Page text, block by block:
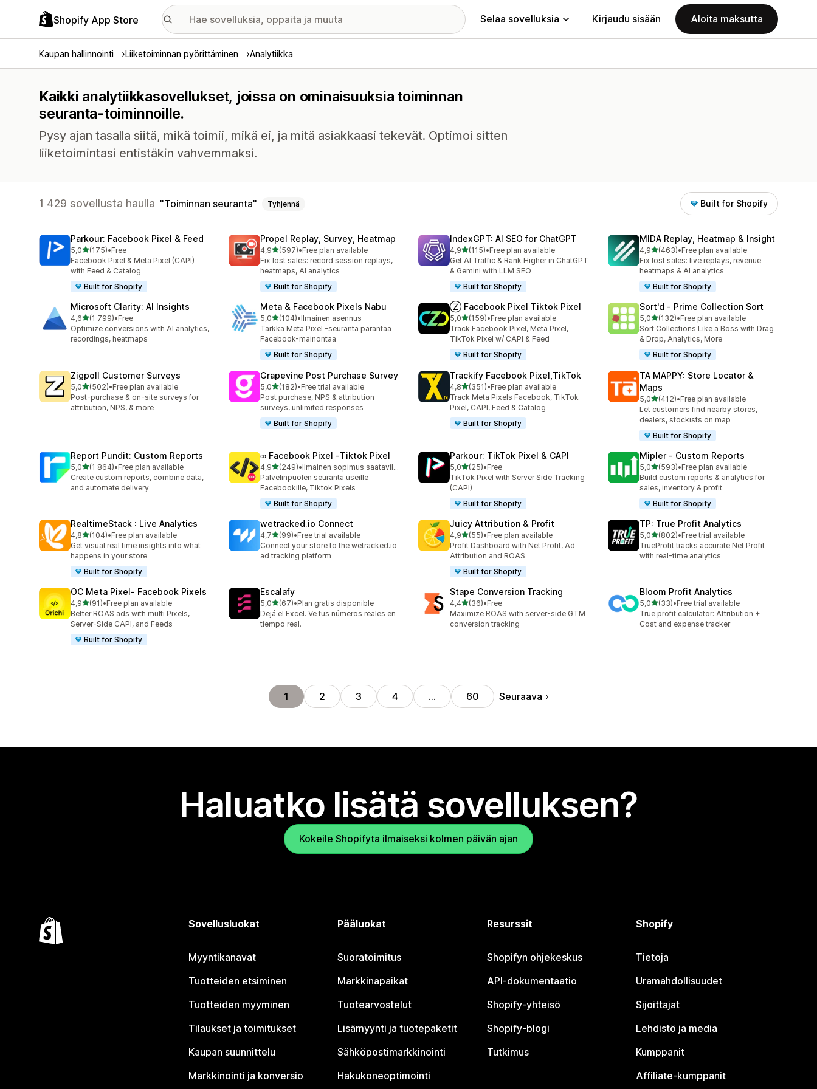
Shopify App Store Selaa sovelluksia Kirjaudu sisään Aloita maksutta
Kaupan hallinnointi Liiketoiminnan pyörittäminen Analytiikka
Kaikki analytiikkasovellukset, joissa on ominaisuuksia toiminnan
seuranta-toiminnoille.
Pysy ajan tasalla siitä, mikä toimii, mikä ei, ja mitä asiakkaasi tekevät. Optimoi sitten
liiketoimintasi entistäkin vahvemmaksi.
1 429 sovellusta haulla Toiminnan seuranta Tyhjennä Built for Shopify
Parkour: Facebook Pixel & Feed
5,0/ 5 tähteä
(175)
175 arvostelua yhteensä
•Free
Facebook Pixel & Meta Pixel (CAPI)
with Feed & Catalog
Built for Shopify
Propel Replay, Survey, Heatmap
4,9/ 5 tähteä
(597)
597 arvostelua yhteensä
•Free plan available
Fix lost sales: record session replays,
heatmaps, AI analytics
Built for Shopify
IndexGPT: AI SEO for ChatGPT
4,9/ 5 tähteä
(115)
115 arvostelua yhteensä
•Free plan available
Get AI Traffic & Rank Higher in ChatGPT
& Gemini with LLM SEO
Built for Shopify
MIDA Replay, Heatmap & Insight
4,9/ 5 tähteä
(463)
463 arvostelua yhteensä
•Free plan available
Fix lost sales: live replays, revenue
heatmaps & AI analytics
Built for Shopify
Microsoft Clarity: AI Insights
4,6/ 5 tähteä
(1 799)
1799 arvostelua yhteensä
•Free
Optimize conversions with AI analytics,
recordings, heatmaps
Meta & Facebook Pixels Nabu
5,0/ 5 tähteä
(104)
104 arvostelua yhteensä
•Ilmainen asennus
Tarkka Meta Pixel -seuranta parantaa
Facebook-mainontaa
Built for Shopify
Ⓩ Facebook Pixel Tiktok Pixel
5,0/ 5 tähteä
(159)
159 arvostelua yhteensä
•Free plan available
Track Facebook Pixel, Meta Pixel,
TikTok Pixel w/ CAPI & Feed
Built for Shopify
Sort'd ‑ Prime Collection Sort
5,0/ 5 tähteä
(132)
132 arvostelua yhteensä
•Free plan available
Sort Collections Like a Boss with Drag
& Drop, Analytics, More
Built for Shopify
Zigpoll Customer Surveys
5,0/ 5 tähteä
(502)
502 arvostelua yhteensä
•Free plan available
Post-purchase & on-site surveys for
attribution, NPS, & more
Grapevine Post Purchase Survey
5,0/ 5 tähteä
(182)
182 arvostelua yhteensä
•Free trial available
Post purchase, NPS & attribution
surveys, unlimited responses
Built for Shopify
Trackify Facebook Pixel,TikTok
4,8/ 5 tähteä
(351)
351 arvostelua yhteensä
•Free plan available
Track Meta Pixels Facebook, TikTok
Pixel, CAPI, Feed & Catalog
Built for Shopify
TA MAPPY: Store Locator &
Maps
5,0/ 5 tähteä
(412)
412 arvostelua yhteensä
•Free plan available
Let customers find nearby stores,
dealers, stockists on map
Built for Shopify
Report Pundit: Custom Reports
5,0/ 5 tähteä
(1 864)
1864 arvostelua yhteensä
•Free plan available
Create custom reports, combine data,
and automate delivery
∞ Facebook Pixel ‑Tiktok Pixel
4,9/ 5 tähteä
(249)
249 arvostelua yhteensä
•
Ilmainen sopimus saatavilla
Palvelinpuolen seuranta useille
Facebookille, Tiktok Pixels
Built for Shopify
Parkour: TikTok Pixel & CAPI
5,0/ 5 tähteä
(25)
25 arvostelua yhteensä
•Free
TikTok Pixel with Server Side Tracking
(CAPI)
Built for Shopify
Mipler ‑ Custom Reports
5,0/ 5 tähteä
(593)
593 arvostelua yhteensä
•Free plan available
Build custom reports & analytics for
sales, inventory & profit
Built for Shopify
RealtimeStack : Live Analytics
4,8/ 5 tähteä
(104)
104 arvostelua yhteensä
•Free plan available
Get visual real time insights into what
happens in your store
Built for Shopify
wetracked.io Connect
4,7/ 5 tähteä
(99)
99 arvostelua yhteensä
•Free trial available
Connect your store to the wetracked.io
ad tracking platform
Juicy Attribution & Profit
4,9/ 5 tähteä
(55)
55 arvostelua yhteensä
•Free plan available
Profit Dashboard with Net Profit, Ad
Attribution and ROAS
Built for Shopify
TP: True Profit Analytics
5,0/ 5 tähteä
(802)
802 arvostelua yhteensä
•Free trial available
TrueProfit tracks accurate Net Profit
with real-time analytics
OC Meta Pixel‑ Facebook Pixels
4,9/ 5 tähteä
(91)
91 arvostelua yhteensä
•Free plan available
Better ROAS ads with multi Pixels,
Server-Side CAPI, and Feeds
Built for Shopify
Escalafy
5,0/ 5 tähteä
(67)
67 arvostelua yhteensä
•Plan gratis disponible
Dejá el Excel. Ve tus números reales en
tiempo real.
Stape Conversion Tracking
4,4/ 5 tähteä
(36)
36 arvostelua yhteensä
•Free
Maximize ROAS with server-side GTM
conversion tracking
Bloom Profit Analytics
5,0/ 5 tähteä
(33)
33 arvostelua yhteensä
•Free trial available
True profit calculator: Attribution +
Cost and expense tracker
1 2 3 4 … 60 Seuraava
Haluatko lisätä sovelluksen?
Kokeile Shopifyta ilmaiseksi kolmen päivän ajan
Sovellusluokat
Myyntikanavat
Tuotteiden etsiminen
Tuotteiden myyminen
Tilaukset ja toimitukset
Kaupan suunnittelu
Markkinointi ja konversio
Pääluokat
Suoratoimitus
Markkinapaikat
Tuotearvostelut
Lisämyynti ja tuotepaketit
Sähköpostimarkkinointi
Hakukoneoptimointi
Resurssit
Shopifyn ohjekeskus
API-dokumentaatio
Shopify-yhteisö
Shopify-blogi
Tutkimus
Shopify
Tietoja
Uramahdollisuudet
Sijoittajat
Lehdistö ja media
Kumppanit
Affiliate-kumppanit